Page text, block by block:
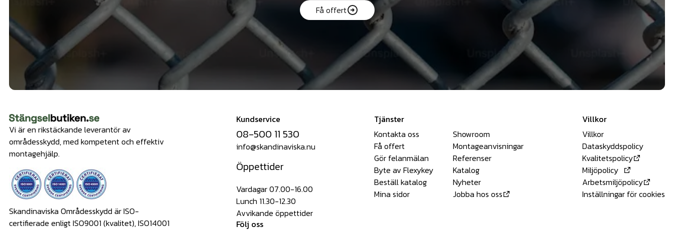
Få offert
Vi är en rikstäckande leverantör av
områdesskydd, med kompetent och effektiv
montagehjälp.
Skandinaviska Områdesskydd är ISO-
certifierade enligt ISO9001 (kvalitet), ISO14001
Kundservice
08-500 11 530
info@skandinaviska.nu
Öppettider
Vardagar 07.00-16.00
Lunch 11.30-12.30
Avvikande öppettider
Följ oss
Tjänster
Kontakta oss
Få offert
Gör felanmälan
Byte av Flexykey
Beställ katalog
Mina sidor
Showroom
Montageanvisningar
Referenser
Katalog
Nyheter
Jobba hos oss
Villkor
Villkor
Dataskyddspolicy
Kvalitetspolicy
Miljöpolicy
Arbetsmiljöpolicy
Inställningar för cookies